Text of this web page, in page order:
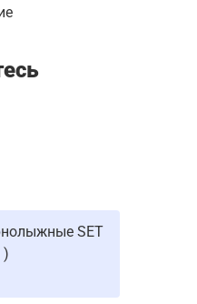
SET
)